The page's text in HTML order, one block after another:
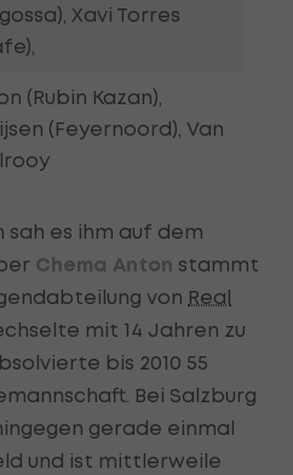
Xavi Torres
(Rubin Kazan),
(Feyernoord), Van
sah es ihm auf dem
Chema Anton stammt
von Real
mit 14 Jahren zu
bis 2010 55
Bei Salzburg
gerade einmal
und ist mittlerweile